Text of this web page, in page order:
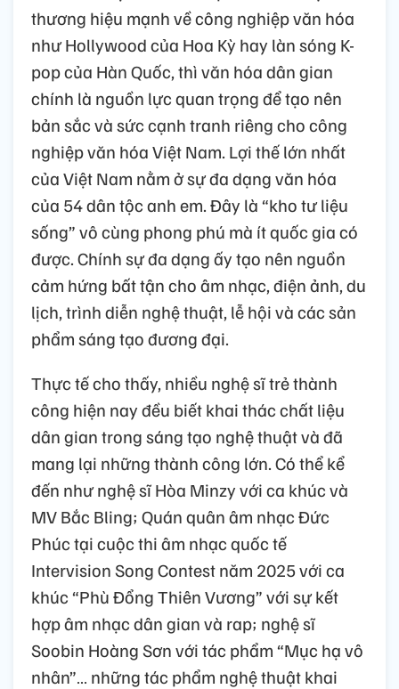
thương hiệu mạnh về công nghiệp văn hóa
như Hollywood của Hoa Kỳ hay làn sóng K-
pop của Hàn Quốc, thì văn hóa dân gian
chính là nguồn lực quan trọng để tạo nên
bản sắc và sức cạnh tranh riêng cho công
nghiệp văn hóa Việt Nam. Lợi thế lớn nhất
của Việt Nam nằm ở sự đa dạng văn hóa
của 54 dân tộc anh em. Đây là “kho tư liệu
sống” vô cùng phong phú mà ít quốc gia có
được. Chính sự đa dạng ấy tạo nên nguồn
cảm hứng bất tận cho âm nhạc, điện ảnh, du
lịch, trình diễn nghệ thuật, lễ hội và các sản
phẩm sáng tạo đương đại.
Thực tế cho thấy, nhiều nghệ sĩ trẻ thành
công hiện nay đều biết khai thác chất liệu
dân gian trong sáng tạo nghệ thuật và đã
mang lại những thành công lớn. Có thể kể
đến như nghệ sĩ Hòa Minzy với ca khúc và
MV Bắc Bling; Quán quân âm nhạc Đức
Phúc tại cuộc thi âm nhạc quốc tế
Intervision Song Contest năm 2025 với ca
khúc “Phù Đổng Thiên Vương” với sự kết
hợp âm nhạc dân gian và rap; nghệ sĩ
Soobin Hoàng Sơn với tác phẩm “Mục hạ vô
nhân”… những tác phẩm nghệ thuật khai